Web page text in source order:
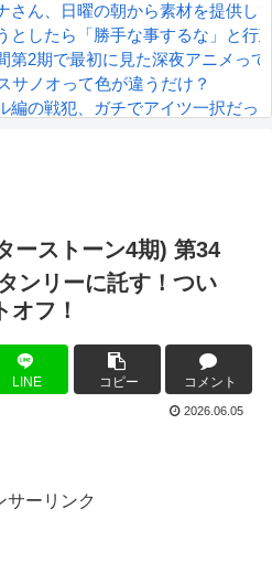
さん、日曜の朝から素材を提供し
としたら「勝手な事するな」と
第2期で最初に見た深夜アニメっ
サノオって色が違うだけ？
編の戦犯、ガチでアイツ一択だっ
ところってｗｗｗｗｗ
- 京都動乱 第33話の感想
まれるなら何処がいいか問題！
ーストーン4期) 第34
ンリーに託す！つい
オフ！
LINE コピー コメント
2026.06.05
サーリンク